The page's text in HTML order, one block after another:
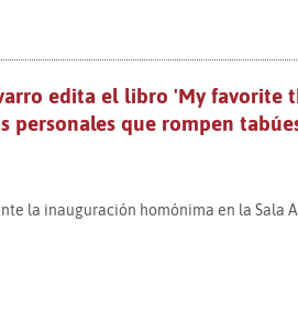
edita el libro 'My favorite
personales que rompen
la inauguración homónima en la Sala